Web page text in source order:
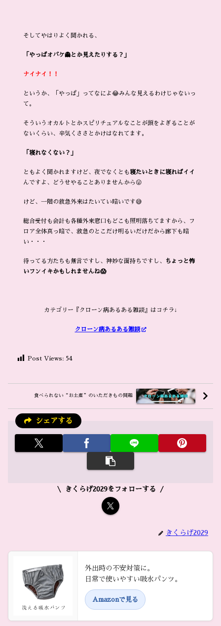
そしてやはりよく聞かれる、
「やっぱオバケ👻とか見えたりする？」
ナイナイ！！
というか、「やっぱ」ってなによ😂みんな見えるわけじゃないっ
て。
そういうオカルトとかスピリチュアルなことが頭をよぎることが
ないくらい、辛気くささとかけはなれてます。
「寝れなくない？」
ともよく聞かれますけど、夜でなくとも寝たいときに寝ればイイ
んですよ、どうせやることありませんから😛
けど、一階の救急外来はたいてい暗いです😅
総合受付も会計も各種外来窓口もどこも照明落ちてますから、フ
ロア全体真っ暗で、救急のとこだけ明るいだけだから廊下も暗
い・・・
待ってる方たちも無言ですし、神妙な面持ちですし、 ちょっと怖
いフンイキかもしれませんね😱
カテゴリー『クローン病あるある雑談』はコチラ↓
クローン病あるある雑談
Post Views: 54
食べられない“お土産”のいただきもの問題
シェアする
きくらげ2029をフォローする
きくらげ2029
外出時の不安対策に。
日常で使いやすい吸水パンツ。
Amazonで見る